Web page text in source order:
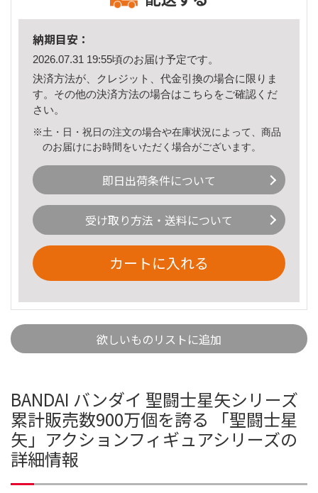
納期目安：
2026.07.31 19:55頃のお届け予定です。
決済方法が、クレジット、代金引換の場合に限りま
す。その他の決済方法の場合はこちら をご確認くだ
さい。
※土・日・祝日の注文の場合や在庫状況によって、商品
のお届けにお時間をいただく場合がございます。
即日出荷条件について
受け取り方法・送料について
カートに入れる
欲しいものリストに追加
BANDAI バンダイ 聖闘士星矢シリーズ
累計販売数900万個を誇る 「聖闘士星
矢」アクションフィギュアシリーズの
詳細情報